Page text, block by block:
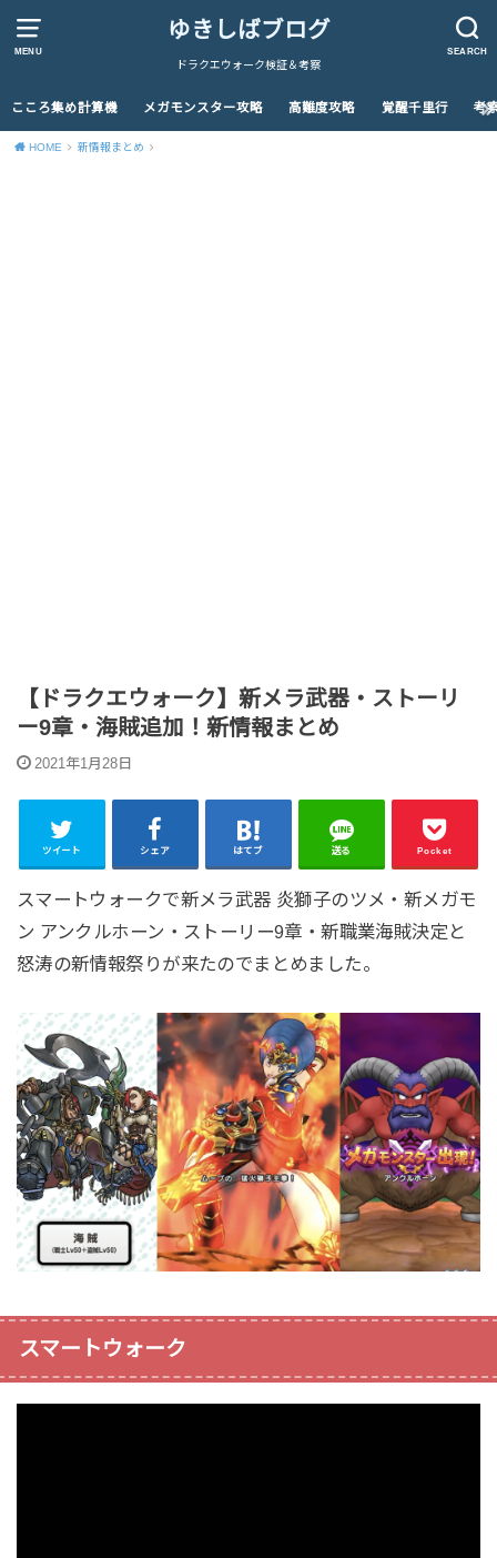
MENU SEARCH
ゆきしばブログ
ドラクエウォーク検証＆考察
こころ集め計算機 メガモンスター攻略 高難度攻略 覚醒千里行 考
HOME 新情報まとめ
【ドラクエウォーク】新メラ武器・ストーリ
ー9章・海賊追加！新情報まとめ
2021年1月28日
ツイート シェア はてブ 送る Pocket
スマートウォークで新メラ武器 炎獅子のツメ・新メガモ
ン アンクルホーン・ストーリー9章・新職業海賊決定と
怒涛の新情報祭りが来たのでまとめました。
スマートウォーク